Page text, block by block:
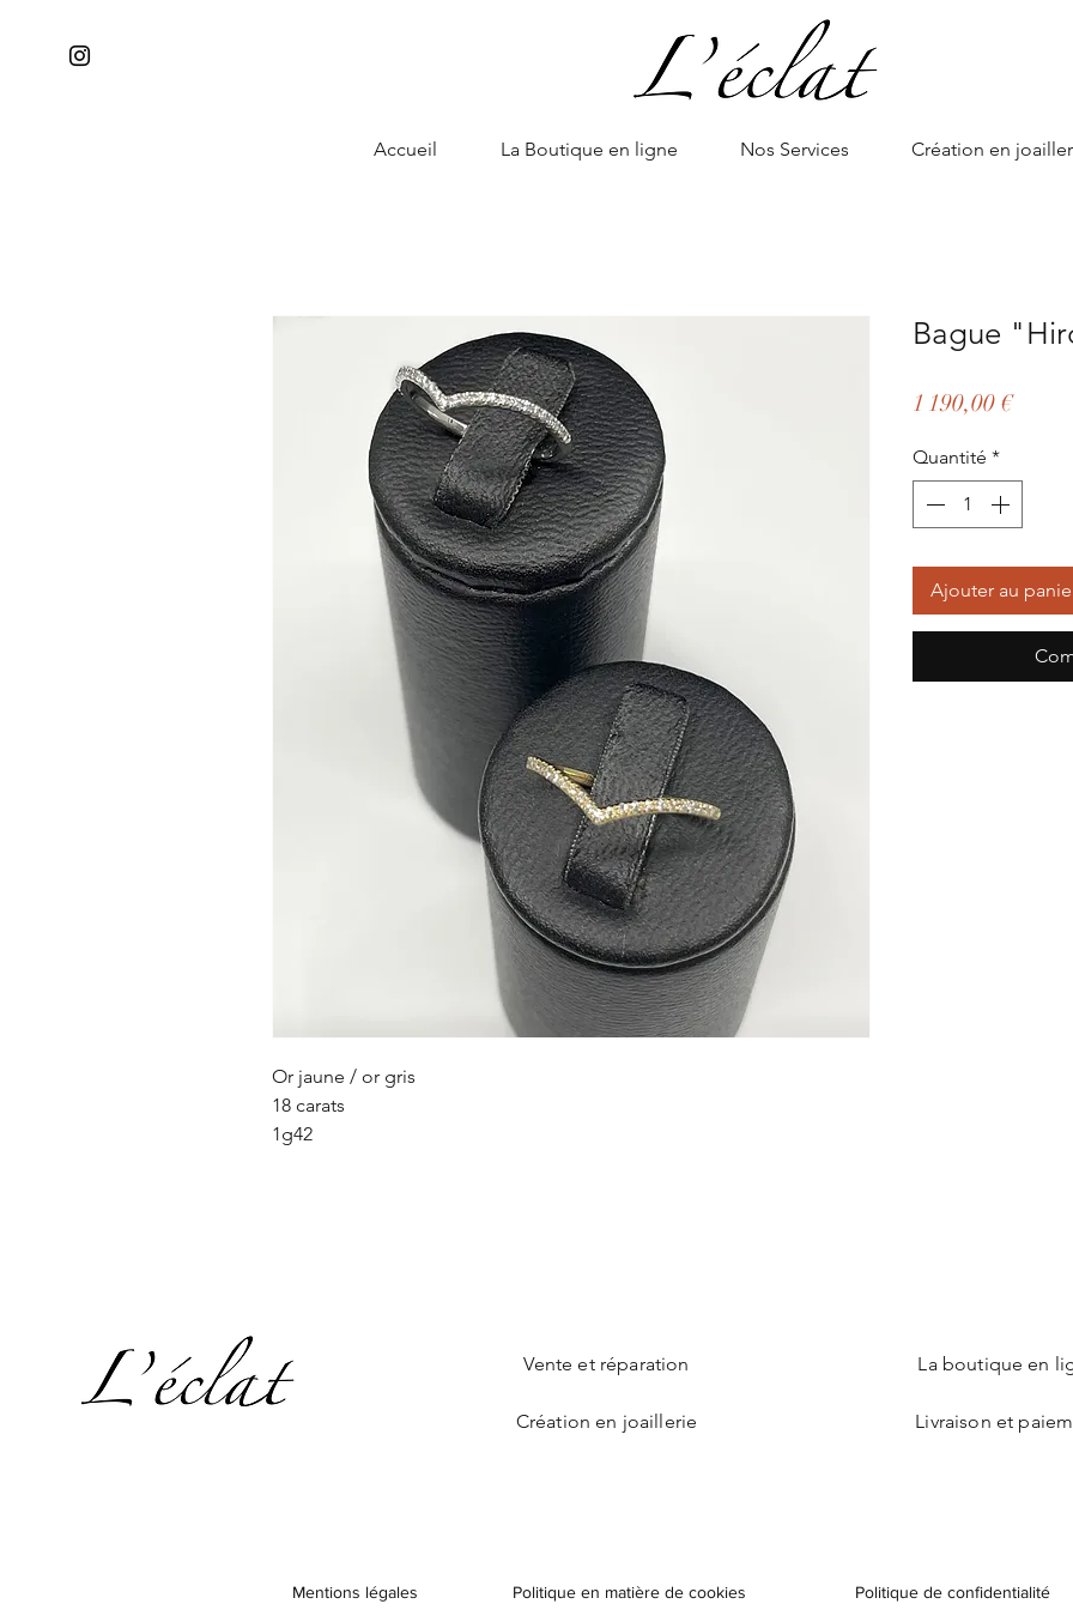
Accueil La Boutique en ligne Nos Services Création en
Or jaune / or gris
18 carats
1g42
Bague
1 190,00 €Prix
Quantité *
Ajouter au
Vente et réparation
Création en joaillerie
La boutique en
Livraison et
Mentions légales Politique en matière de cookies Politique de confidentialité